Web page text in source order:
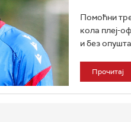
Помоћни
кола плеј-
и без
Прочитај